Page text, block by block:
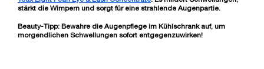
stärkt die Wimpern und sorgt für eine strahlende Augenpartie.
Beauty-Tipp: Bewahre die Augenpflege im Kühlschrank auf, um
morgendlichen Schwellungen sofort entgegenzuwirken!